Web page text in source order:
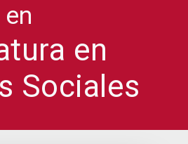
en
Sociales